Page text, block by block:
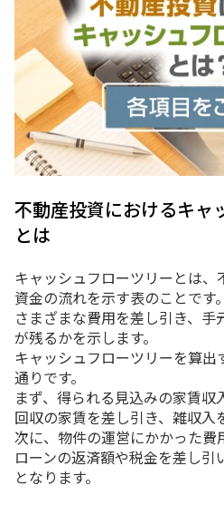
不動産投資におけるキャ
とは
キャッシュフローツリーとは、
資金の流れを示す表のことです。
さまざまな費用を差し引き、手
が残るかを示します。
キャッシュフローツリーを算
通りです。
まず、得られる見込みの家賃
回収の家賃を差し引き、雑収入
次に、物件の運営にかかった費
ローンの返済額や税金を差し
となります。